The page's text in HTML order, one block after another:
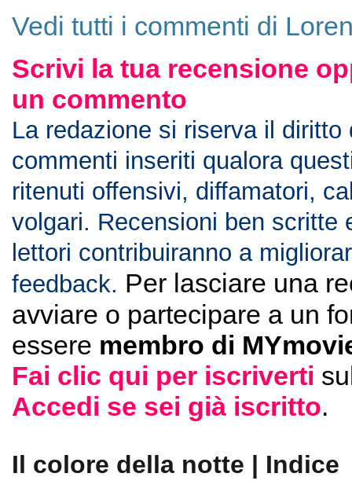
Vedi tutti i commenti di
Scrivi la tua recensione
un commento
La redazione si riserva il diritto
commenti inseriti qualora
ritenuti offensivi, diffamatori,
volgari. Recensioni ben scritte
lettori contribuiranno a
feedback. Per lasciare una
avviare o partecipare a un
essere membro di
Fai clic qui per iscriverti
Accedi se sei già iscritto.
Il colore della notte | Indice